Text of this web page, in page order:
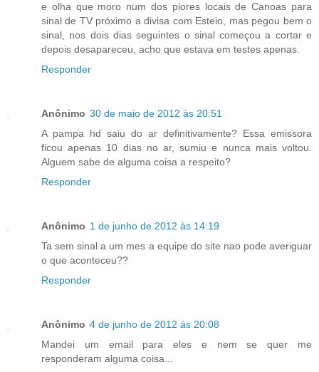
e olha que moro num dos piores locais de Canoas para
sinal de TV próximo a divisa com Esteio, mas pegou bem o
sinal, nos dois dias seguintes o sinal começou a cortar e
depois desapareceu, acho que estava em testes apenas.
Responder
Anônimo 30 de maio de 2012 às 20:51
A pampa hd saiu do ar definitivamente? Essa emissora
ficou apenas 10 dias no ar, sumiu e nunca mais voltou.
Alguem sabe de alguma coisa a respeito?
Responder
Anônimo 1 de junho de 2012 às 14:19
Ta sem sinal a um mes a equipe do site nao pode averiguar
o que aconteceu??
Responder
Anônimo 4 de junho de 2012 às 20:08
Mandei um email para eles e nem se quer me
responderam alguma coisa...